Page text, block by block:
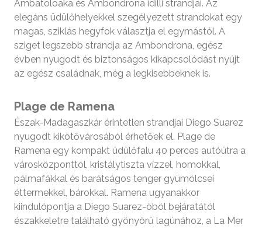
Ambatoloaka és Ambondrona idilli strandjai. Az
elegáns üdülőhelyekkel szegélyezett strandokat egy
magas, sziklás hegyfok választja el egymástól. A
sziget legszebb strandja az Ambondrona, egész
évben nyugodt és biztonságos kikapcsolódást nyújt
az egész családnak, még a legkisebbeknek is.
Plage de Ramena
Észak-Madagaszkár érintetlen strandjai Diego Suarez
nyugodt kikötővárosából érhetőek el. Plage de
Ramena egy kompakt üdülőfalu 40 perces autóútra a
városközponttól, kristálytiszta vízzel, homokkal,
pálmafákkal és barátságos tenger gyümölcsei
éttermekkel, bárokkal. Ramena ugyanakkor
kiindulópontja a Diego Suarez-öböl bejáratától
északkeletre található gyönyörű lagúnához, a La Mer